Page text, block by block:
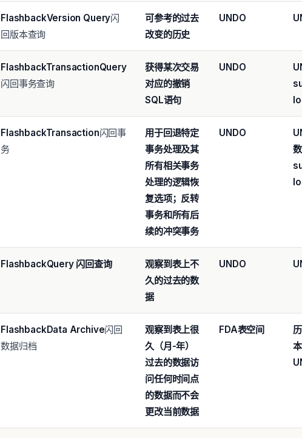
FlashbackVersion Query闪
回版本查询
可参考的过去
改变的历史
UNDO
FlashbackTransactionQuery
闪回事务查询
获得某次交易
对应的撤销
SQL语句
UNDO
FlashbackTransaction闪回事
务
用于回退特定
事务处理及其
所有相关事务
处理的逻辑恢
复选项； 反转
事务和所有后
续的冲突事务
UNDO
FlashbackQuery 闪回查询
观察到表上不
久的过去的数
据
UNDO
FlashbackData Archive闪回
数据归档
观察到表上很
久（月-年）
过去的数据访
问任何时间点
的数据而不会
更改当前数据
FDA表空间